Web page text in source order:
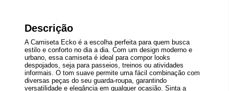
Descrição
A Camiseta Ecko é a escolha perfeita para quem busca
estilo e conforto no dia a dia. Com um design moderno e
urbano, essa camiseta é ideal para compor looks
despojados, seja para passeios, treinos ou atividades
informais. O tom suave permite uma fácil combinação com
diversas peças do seu guarda-roupa, garantindo
versatilidade e elegância em qualquer ocasião. Sinta a